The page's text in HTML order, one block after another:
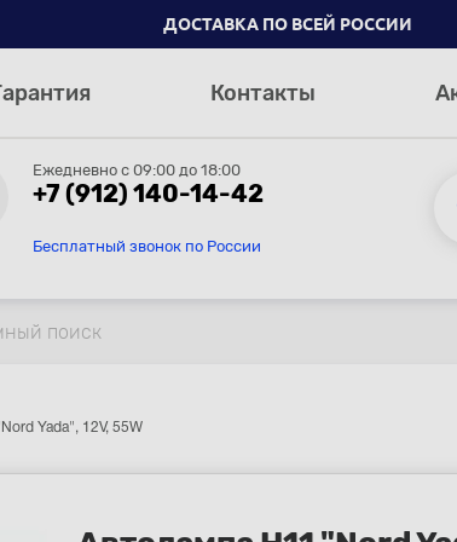
ДОСТАВКА ПО ВСЕЙ РОССИИ
Контакты
Ежедневно с 09:00 до 18:00
+7 (912) 140-14-42
Бесплатный звонок по России
Yada", 12V, 55W